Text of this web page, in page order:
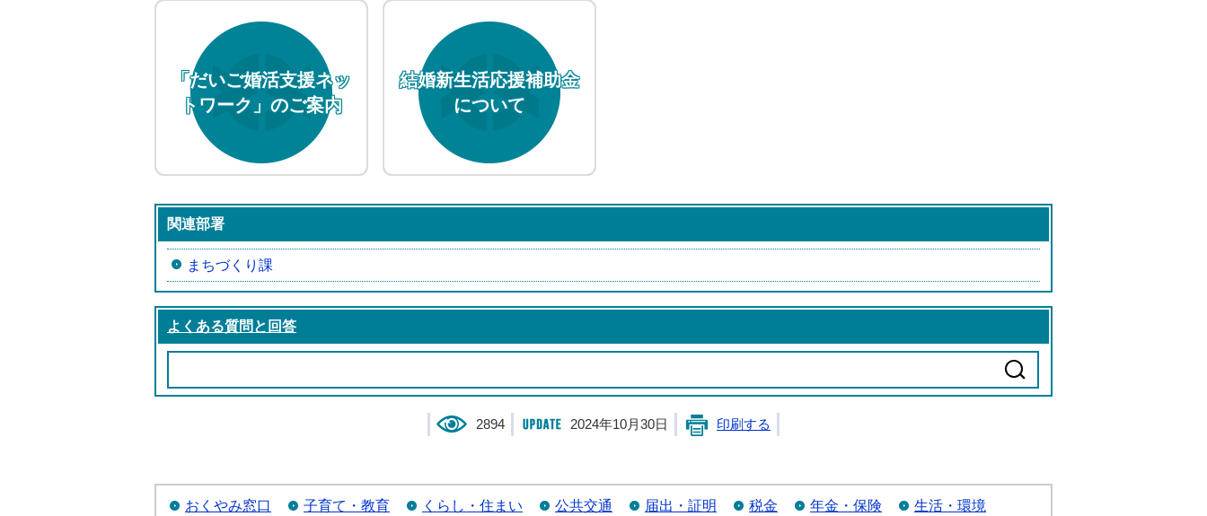
「だいご婚活支援ネッ
トワーク」のご案内
結婚新生活応援補助金
について
関連部署
まちづくり課
よくある質問と回答
2894 2024年10月30日 印刷する
おくやみ窓口 子育て・教育 くらし・住まい 公共交通 届出・証明 税金 年金・保険 生活・環境